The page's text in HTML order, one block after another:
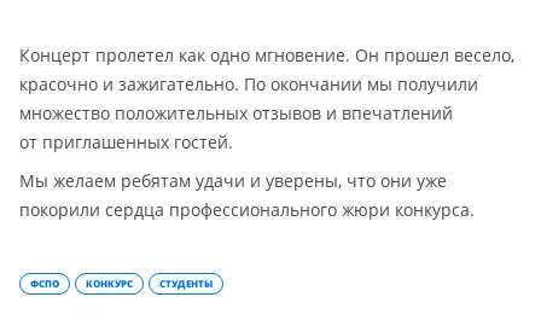
Концерт пролетел как одно мгновение. Он прошел весело,
красочно и зажигательно. По окончании мы получили
множество положительных отзывов и впечатлений
от приглашенных гостей.
Мы желаем ребятам удачи и уверены, что они уже
покорили сердца профессионального жюри конкурса.
ФСПО КОНКУРС СТУДЕНТЫ